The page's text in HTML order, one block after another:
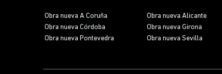
Obra nueva A Coruña Obra nueva Alicante
Obra nueva Córdoba
Obra nueva Girona
Obra nueva Pontevedra
Obra nueva Sevilla